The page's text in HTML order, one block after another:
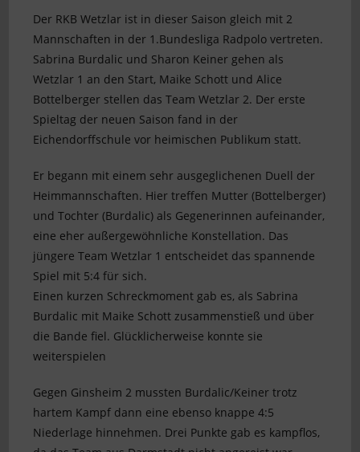
Der RKB Wetzlar ist in dieser Saison gleich mit 2
Mannschaften in der 1.Bundesliga Radpolo vertreten.
Sabrina Burdalic und Sharon Keiner gehen als
Wetzlar 1 an den Start, Maike Schott und Alice
Bottelberger stellen das Team Wetzlar 2. Der erste
Spieltag der neuen Saison fand in der
Eichendorffschule vor heimischen Publikum statt.
Er begann mit einem sehr ausgeglichenen Duell der
Heimmannschaften. Hier treffen Mutter (Bottelberger)
und Tochter (Burdalic) als Gegenerinnen aufeinander,
eine eher außergewöhnliche Konstellation. Das
jüngere Team Wetzlar 1 entscheidet das spannende
Spiel mit 5:4 für sich.
Einen kurzen Schreckmoment gab es, als Sabrina
Burdalic mit Maike Schott zusammenstieß und über
die Bande fiel. Glücklicherweise konnte sie
weiterspielen
Gegen Ginsheim 2 mussten Burdalic/Keiner trotz
hartem Kampf dann eine ebenso knappe 4:5
Niederlage hinnehmen. Drei Punkte gab es kampflos,